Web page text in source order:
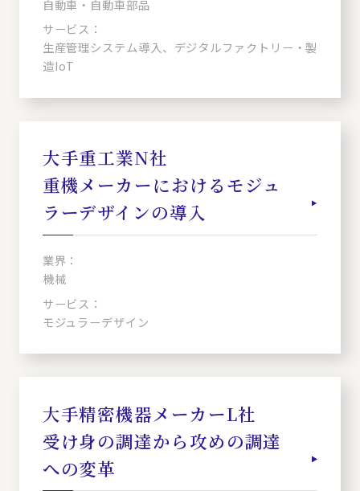
自動車・自動車部品
サービス：
生産管理システム導入、デジタルファクトリー・製
造IoT
大手重工業N社
重機メーカーにおけるモジュ
ラーデザインの導入
業界：
機械
サービス：
モジュラーデザイン
大手精密機器メーカーL社
受け身の調達から攻めの調達
への変革